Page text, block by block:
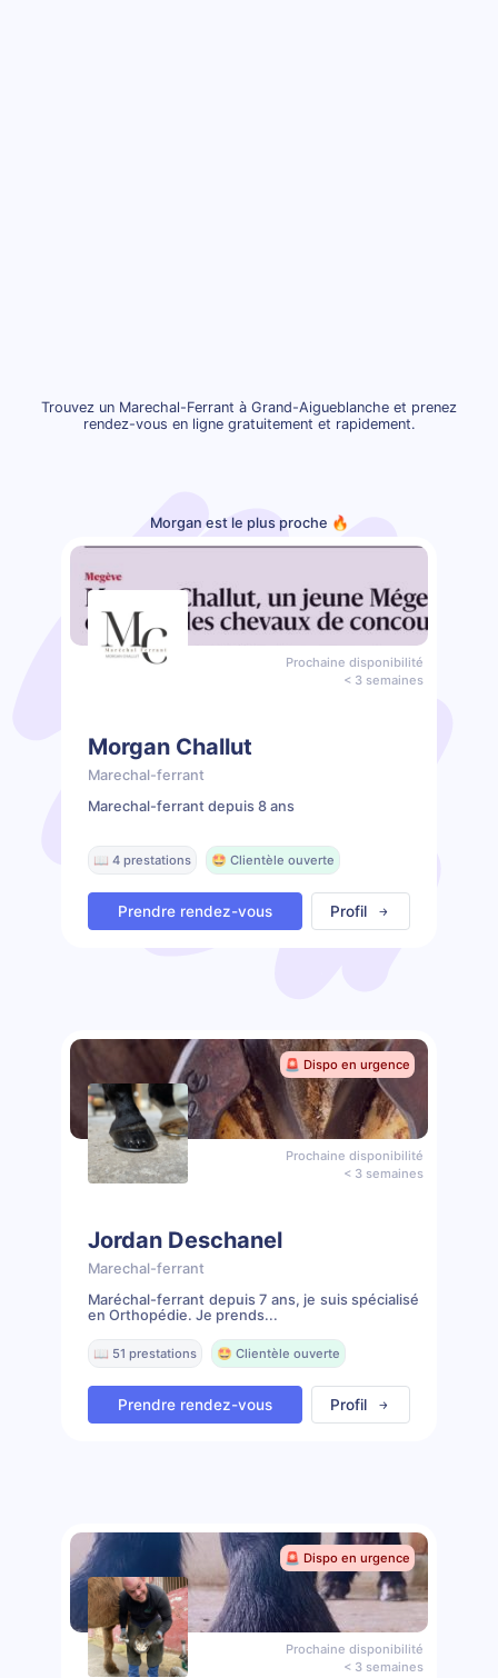
Trouvez un Marechal-Ferrant à Grand-Aigueblanche et prenez
rendez-vous en ligne gratuitement et rapidement.
Morgan est le plus proche 🔥
Prochaine disponibilité
< 3 semaines
Morgan Challut
Marechal-ferrant
Marechal-ferrant depuis 8 ans
📖 4 prestations 🤩 Clientèle ouverte
Prendre rendez-vous Profil
🚨 Dispo en urgence
Prochaine disponibilité
< 3 semaines
Jordan Deschanel
Marechal-ferrant
Maréchal-ferrant depuis 7 ans, je suis spécialisé
en Orthopédie. Je prends...
📖 51 prestations 🤩 Clientèle ouverte
Prendre rendez-vous Profil
🚨 Dispo en urgence
Prochaine disponibilité
< 3 semaines